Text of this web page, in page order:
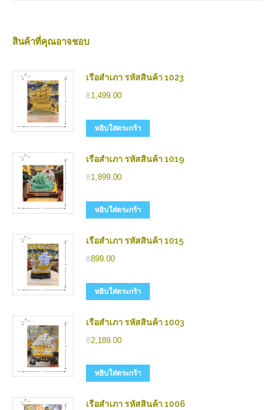
สินค้าที่คุณอาจชอบ
เรือสำเภา รหัสสินค้า 1023
฿1,499.00
หยิบใส่ตระกร้า
เรือสำเภา รหัสสินค้า 1019
฿1,899.00
หยิบใส่ตระกร้า
เรือสำเภา รหัสสินค้า 1015
฿899.00
หยิบใส่ตระกร้า
เรือสำเภา รหัสสินค้า 1003
฿2,189.00
หยิบใส่ตระกร้า
เรือสำเภา รหัสสินค้า 1006